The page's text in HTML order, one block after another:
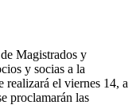
Magistrados y
y socias a la
realizará el viernes 14, a
proclamarán las